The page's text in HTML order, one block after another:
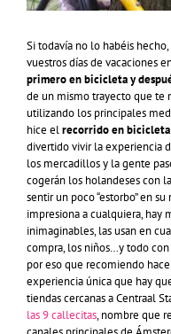
Si todavía no lo habéis
vuestros días de vacaciones
primero en bicicleta y
de un mismo trayecto que te
utilizando los principales
hice elrecorrido en bicicleta
divertido vivir la experiencia
los mercadillos y la gente
cogerán los holandeses con
sentir un poco “estorbo” en
impresiona a cualquiera, hay
inimaginables, las usan en
compra, los niños…y todo
por eso que recomiendo
experiencia única que hay
tiendas cercanas a Centraal
las 9 callecitas, nombre que